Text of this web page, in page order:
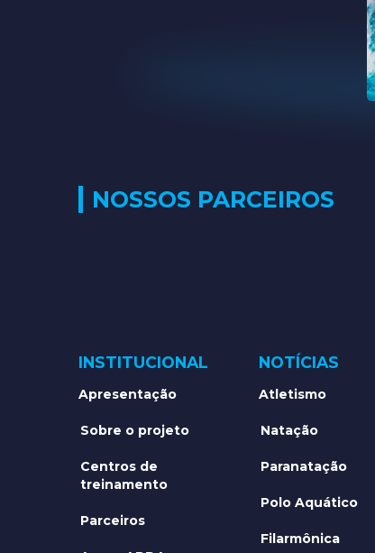
NOSSOS PARCEIROS
INSTITUCIONAL
Apresentação
Sobre o projeto
Centros de
treinamento
Parceiros
NOTÍCIAS
Atletismo
Natação
Paranatação
Polo Aquático
Filarmônica